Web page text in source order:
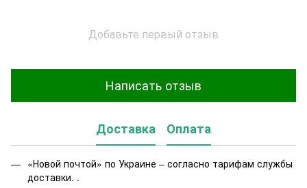
Добавьте первый отзыв
Написать отзыв
Доставка Оплата
«Новой почтой» по Украине – согласно тарифам службы
доставки. .